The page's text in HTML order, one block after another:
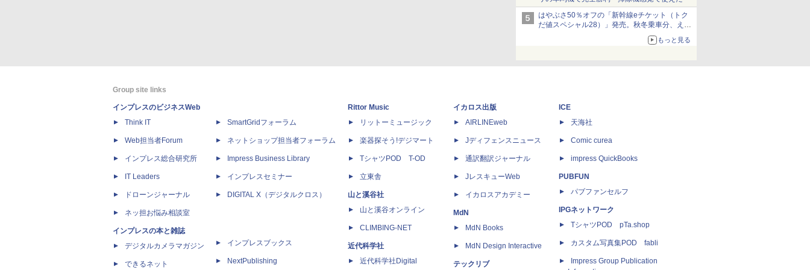
はやぶさ50％オフの「新幹線eチケット（トク
だ値スペシャル28）」発売。秋冬乗車分、えき
もっと見る
Group site links
インプレスのビジネスWeb
Think IT
Web担当者Forum
インプレス総合研究所
IT Leaders
ドローンジャーナル
ネッ担お悩み相談室
インプレスの本と雑誌
デジタルカメラマガジン
できるネット
SmartGridフォーラム
ネットショップ担当者フォーラム
Impress Business Library
インプレスセミナー
DIGITAL X（デジタルクロス）
インプレスブックス
NextPublishing
Rittor Music
リットーミュージック
楽器探そう!デジマート
TシャツPOD T-OD
立東舎
山と溪谷社
山と溪谷オンライン
CLIMBING-NET
近代科学社
近代科学社Digital
イカロス出版
AIRLINEweb
Jディフェンスニュース
通訳翻訳ジャーナル
JレスキューWeb
イカロスアカデミー
MdN
MdN Books
MdN Design Interactive
テックリブ
ICE
天海社
Comic curea
impress QuickBooks
PUBFUN
パブファンセルフ
IPGネットワーク
TシャツPOD pTa.shop
カスタム写真集POD fabli
Impress Group Publication